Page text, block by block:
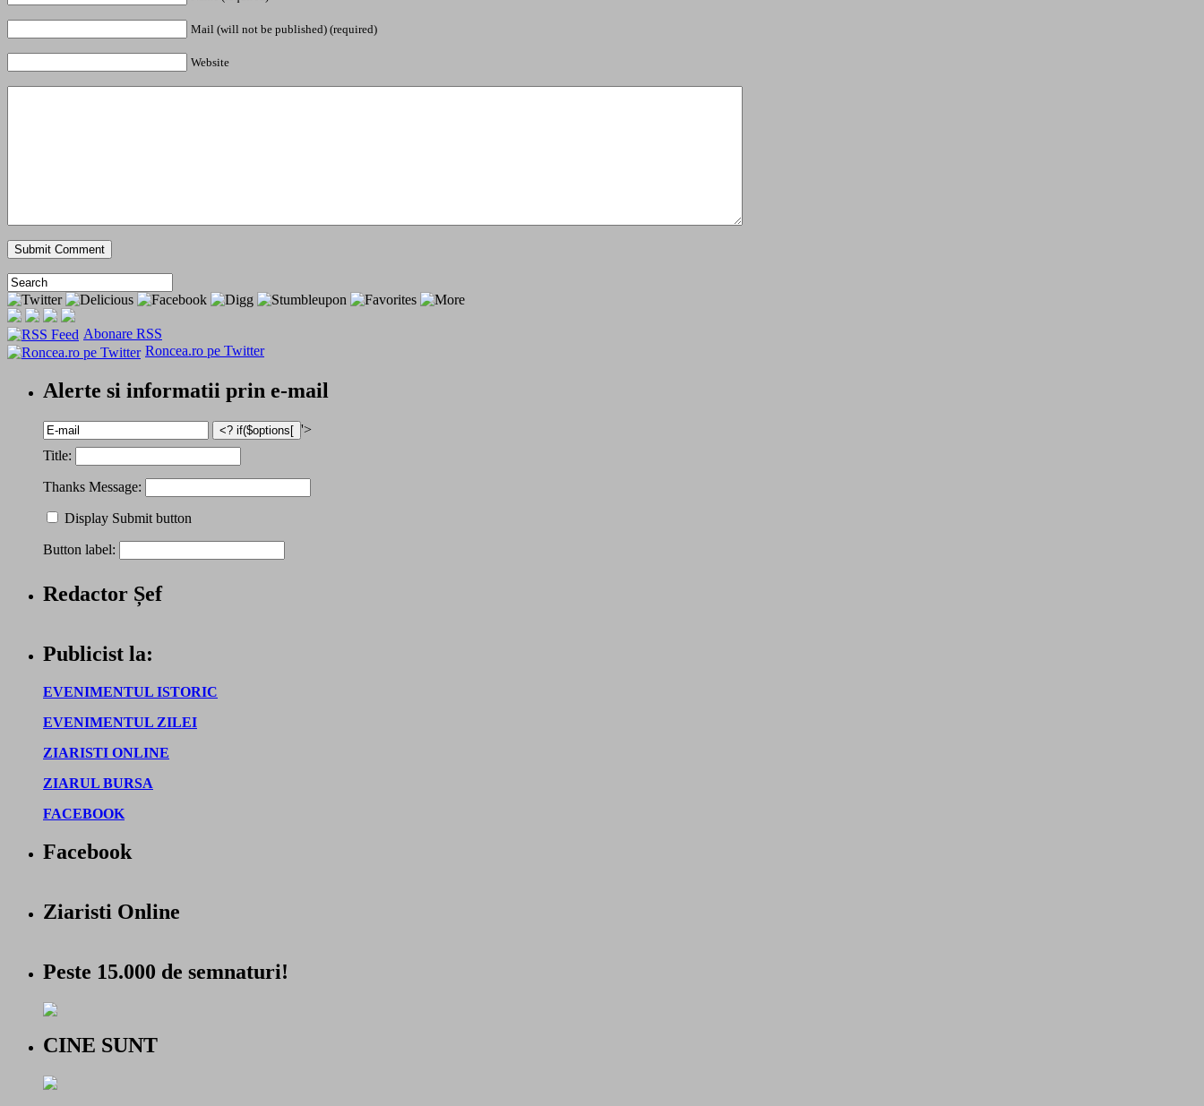
Mail (will not be published) (required)
Website
Abonare RSS
Roncea.ro pe Twitter
Alerte si informatii prin e-mail
'>
Title:
Thanks Message:
Display Submit button
Button label:
Redactor Șef
Publicist la:
EVENIMENTUL ISTORIC
EVENIMENTUL ZILEI
ZIARISTI ONLINE
ZIARUL BURSA
FACEBOOK
Facebook
Ziaristi Online
Peste 15.000 de semnaturi!
CINE SUNT